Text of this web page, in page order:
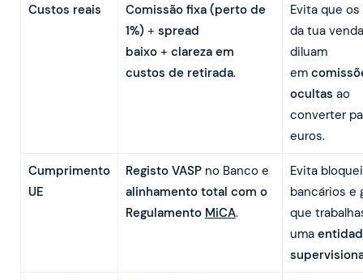
Custos reais
Comissão fixa (perto de
1%) + spread
baixo+ clareza em
custos de retirada.
Evita que
da tua
diluam
em
ocultas ao
converter
euros.
Cumprimento
UE
Registo VASPno Banco e
alinhamento total com o
Regulamento MiCA.
Evita
bancários e
que
uma